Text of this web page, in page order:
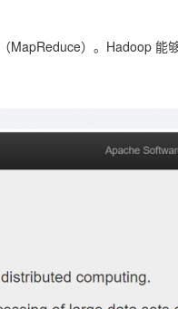
）。Hadoop 能